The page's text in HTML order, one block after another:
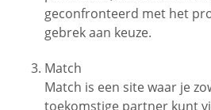
geconfronteerd met het
gebrek aan keuze.
Match
Match is een site waar je
toekomstige partner kunt